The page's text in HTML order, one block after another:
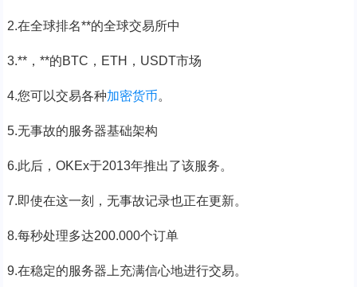
2.在全球排名**的全球交易所中
3.**，**的BTC，ETH，USDT市场
4.您可以交易各种加密货币。
5.无事故的服务器基础架构
6.此后，OKEx于2013年推出了该服务。
7.即使在这一刻，无事故记录也正在更新。
8.每秒处理多达200.000个订单
9.在稳定的服务器上充满信心地进行交易。